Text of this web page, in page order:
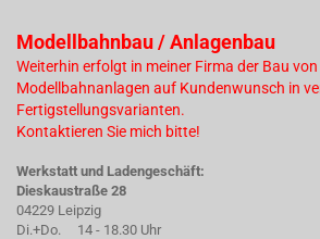
Modellbahnbau / Anlagenbau
Weiterhin erfolgt in meiner Firma der Bau von
Modellbahnanlagen auf Kundenwunsch in
Fertigstellungsvarianten.
Kontaktieren Sie mich bitte!
Werkstatt und Ladengeschäft:
Dieskaustraße 28
04229 Leipzig
Di.+Do. 14 - 18.30 Uhr